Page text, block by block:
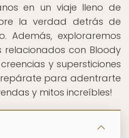
en un viaje lleno de
la verdad detrás de
Además, exploraremos
relacionados con Bloody
y supersticiones
para adentrarte
y mitos increíbles!